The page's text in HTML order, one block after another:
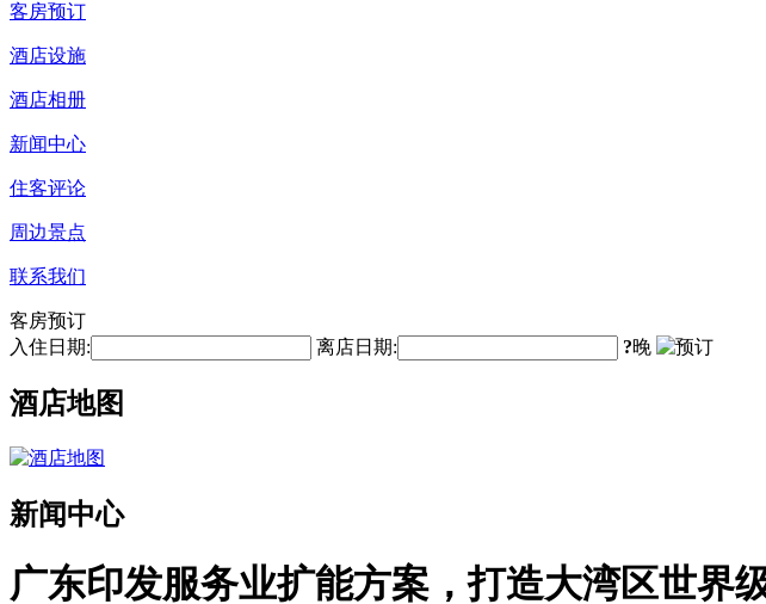
客房预订
酒店设施
酒店相册
新闻中心
住客评论
周边景点
联系我们
客房预订
入住日期:
离店日期: ?晚
酒店地图
新闻中心
广东印发服务业扩能方案，打造大湾区世界